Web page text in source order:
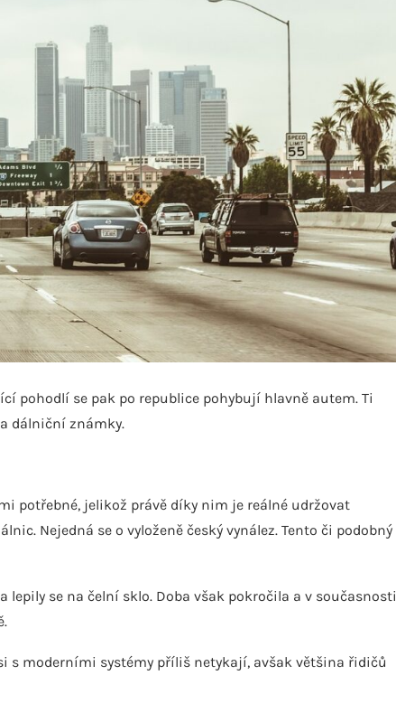
pohodlí se pak po republice pohybují hlavně autem. Ti
dálniční známky.
potřebné, jelikož právě díky nim je reálné udržovat
Nejedná se o vyloženě český vynález. Tento či podobný
se na čelní sklo. Doba však pokročila a v současnosti
s moderními systémy příliš netykají, avšak většina řidičů